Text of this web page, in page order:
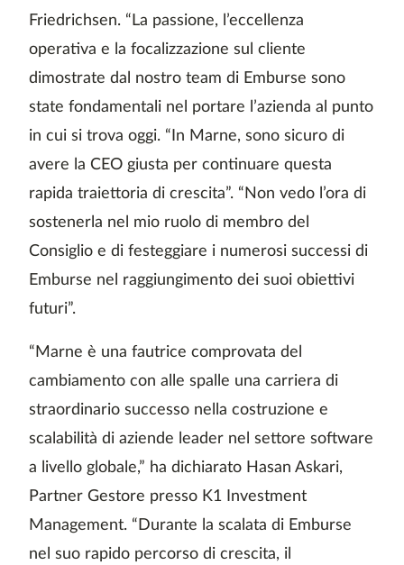
Friedrichsen. “La passione, l’eccellenza
operativa e la focalizzazione sul cliente
dimostrate dal nostro team di Emburse sono
state fondamentali nel portare l’azienda al punto
in cui si trova oggi. “In Marne, sono sicuro di
avere la CEO giusta per continuare questa
rapida traiettoria di crescita”. “Non vedo l’ora di
sostenerla nel mio ruolo di membro del
Consiglio e di festeggiare i numerosi successi di
Emburse nel raggiungimento dei suoi obiettivi
futuri”.
“Marne è una fautrice comprovata del
cambiamento con alle spalle una carriera di
straordinario successo nella costruzione e
scalabilità di aziende leader nel settore software
a livello globale,” ha dichiarato Hasan Askari,
Partner Gestore presso K1 Investment
Management. “Durante la scalata di Emburse
nel suo rapido percorso di crescita, il